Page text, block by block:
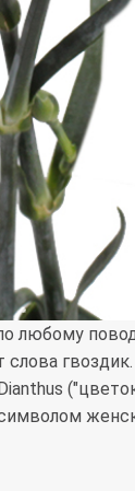
любому